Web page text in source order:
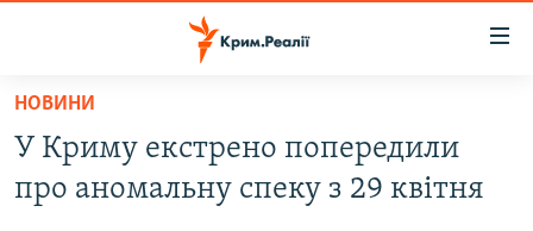
Перейти
основного
матеріалу
Перейти
ВОДА.КРИМ
ВІДЕО ТА ФОТО
НОВИНИ
У Криму екстрено попередили
про аномальну спеку з 29 квітня